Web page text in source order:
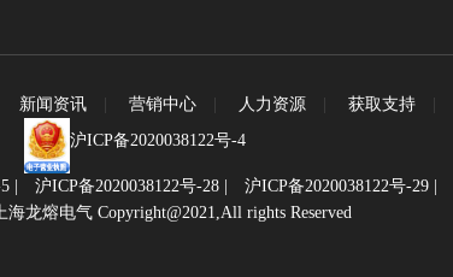
新闻资讯 营销中心 人力资源 获取支持
沪ICP备2020038122号-4
| 沪ICP备2020038122号-28| 沪ICP备2020038122号-29|
海龙熔电气 Copyright@2021,All rights Reserved